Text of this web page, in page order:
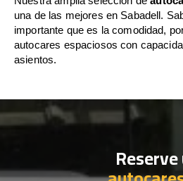
una de las mejores en Sabadell.
importante que es la comodidad,
autocares espaciosos con
asientos.